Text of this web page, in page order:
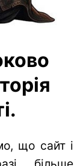
що сайт і